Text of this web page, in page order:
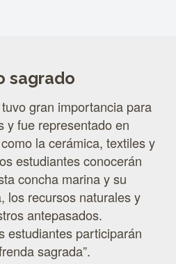
sagrado
gran importancia para
y fue representado en
la cerámica, textiles y
estudiantes conocerán
concha marina y su
los recursos naturales y
antepasados.
estudiantes participarán
sagrada”.